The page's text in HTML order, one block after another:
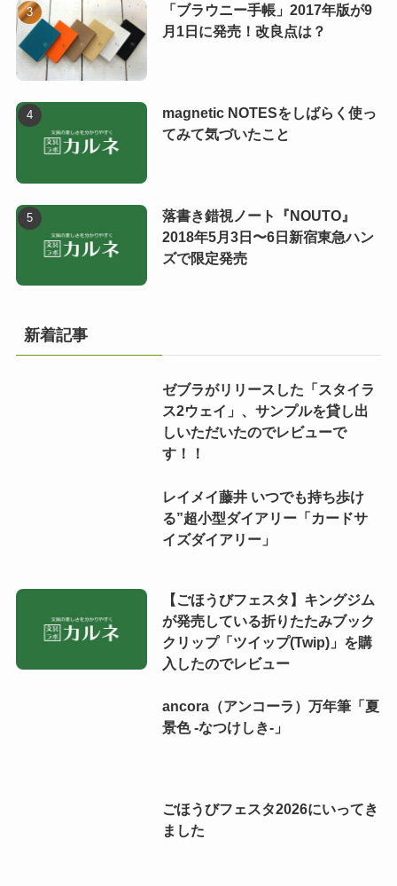
「ブラウニー手帳」2017年版が9
月1日に発売！改良点は？
magnetic NOTESをしばらく使っ
てみて気づいたこと
落書き錯視ノート『NOUTO』
2018年5月3日〜6日新宿東急ハン
ズで限定発売
新着記事
ゼブラがリリースした「スタイラ
ス2ウェイ」、サンプルを貸し出
しいただいたのでレビューで
す！！
レイメイ藤井 いつでも持ち歩け
る”超小型ダイアリー「カードサ
イズダイアリー」
【ごほうびフェスタ】キングジム
が発売している折りたたみブック
クリップ「ツイップ(Twip)」を購
入したのでレビュー
ancora（アンコーラ）万年筆「夏
景色 -なつけしき-」
ごほうびフェスタ2026にいってき
ました